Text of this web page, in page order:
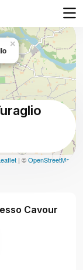
×
| ©OpenStreetMap
Cavour